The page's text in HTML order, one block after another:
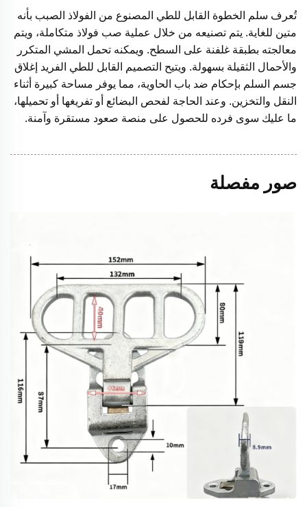
تُعرف سلم الخطوة القابل للطي المصنوع من الفولاذ الصبب بأنه
متين للغاية. يتم تصنيعه من خلال عملية صب فولاذ متكاملة، ويتم
معالجته بطبقة غلفنة على السطح. ويمكنه تحمل المشي المتكرر
والأحمال الثقيلة بسهولة. ويتيح التصميم القابل للطي الفريد إغلاق
جسم السلم بإحكام ضد باب الحاوية، مما يوفر مساحة كبيرة أثناء
النقل والتخزين. وعند الحاجة لفحص البضائع أو تفريغها أو تحميلها،
ما عليك سوى فرده للحصول على منصة صعود مستقرة وآمنة.
صور مفصلة